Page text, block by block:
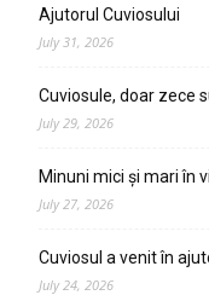
Ajutorul Cuviosului
July 31, 2026
Cuviosule, doar zece
July 29, 2026
Minuni mici și mari în
July 27, 2026
Cuviosul a venit în
July 24, 2026